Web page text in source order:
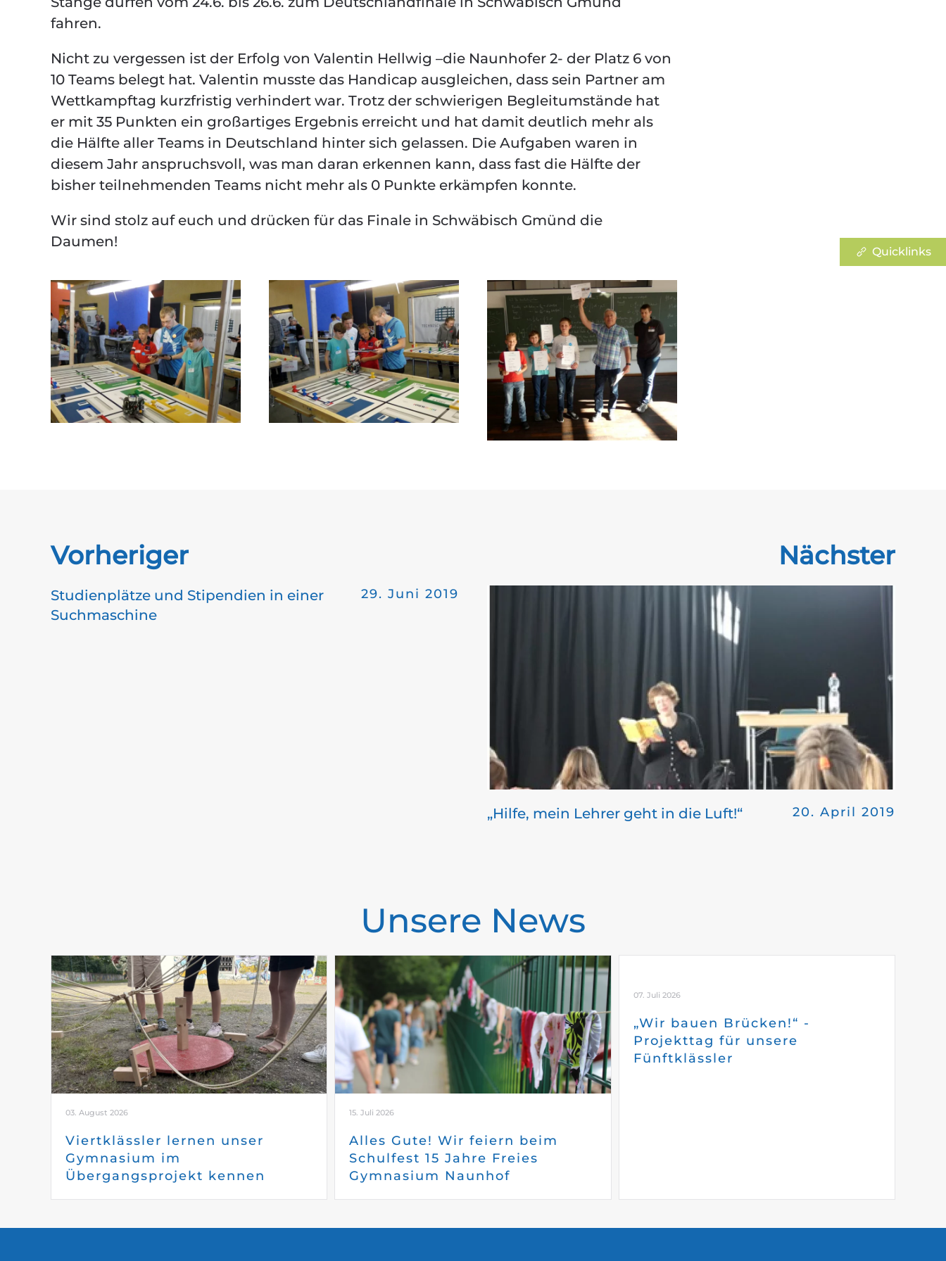
fahren.
Nicht zu vergessen ist der Erfolg von Valentin Hellwig –die Naunhofer 2- der Platz 6 von
10 Teams belegt hat. Valentin musste das Handicap ausgleichen, dass sein Partner am
Wettkampftag kurzfristig verhindert war. Trotz der schwierigen Begleitumstände hat
er mit 35 Punkten ein großartiges Ergebnis erreicht und hat damit deutlich mehr als
die Hälfte aller Teams in Deutschland hinter sich gelassen. Die Aufgaben waren in
diesem Jahr anspruchsvoll, was man daran erkennen kann, dass fast die Hälfte der
bisher teilnehmenden Teams nicht mehr als 0 Punkte erkämpfen konnte.
Wir sind stolz auf euch und drücken für das Finale in Schwäbisch Gmünd die
Daumen!
Vorheriger
Studienplätze und Stipendien in einer
Suchmaschine
29. Juni 2019
Nächster
„Hilfe, mein Lehrer geht in die Luft!“ 20. April 2019
Unsere News
03. August 2026
Viertklässler lernen unser
Gymnasium im
Übergangsprojekt kennen
15. Juli 2026
Alles Gute! Wir feiern beim
Schulfest 15 Jahre Freies
Gymnasium Naunhof
07. Juli 2026
„Wir bauen Brücken!“ -
Projekttag für unsere
Fünftklässler
Quicklinks